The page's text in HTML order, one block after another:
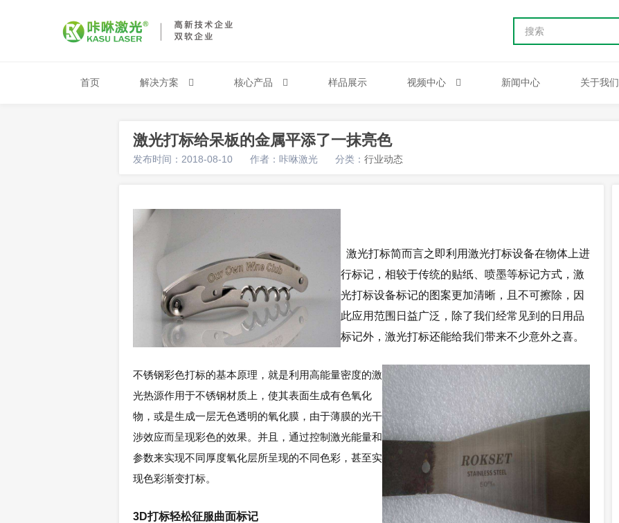
首页 解决方案 核心产品 样品展示 视频中心 新闻中心 关于我们
激光打标给呆板的金属平添了一抹亮色
发布时间：2018-08-10 作者：咔咻激光 分类： 行业动态
激光打标简而言之即利用激光打标设备在物体上进
行标记，相较于传统的贴纸、喷墨等标记方式， 激
光打标设备标记的图案更加清晰，且不可擦除，因
此应用范围日益广泛，除了我们经常见到的日用品
标记外， 激光打标还能给我们带来不少意外之喜。
不锈钢彩色打标的基本原理，就是利用高能量密度的激
光热源作用于不锈钢材质上，使其表面生成有色氧化
物，或是生成一层无色透明的氧化膜，由于薄膜的光干
涉效应而呈现彩色的效果。并且，通过控制激光能量和
参数来实现不同厚度氧化层所呈现的不同色彩，甚至实
现色彩渐变打标。
3D打标轻松征服曲面标记